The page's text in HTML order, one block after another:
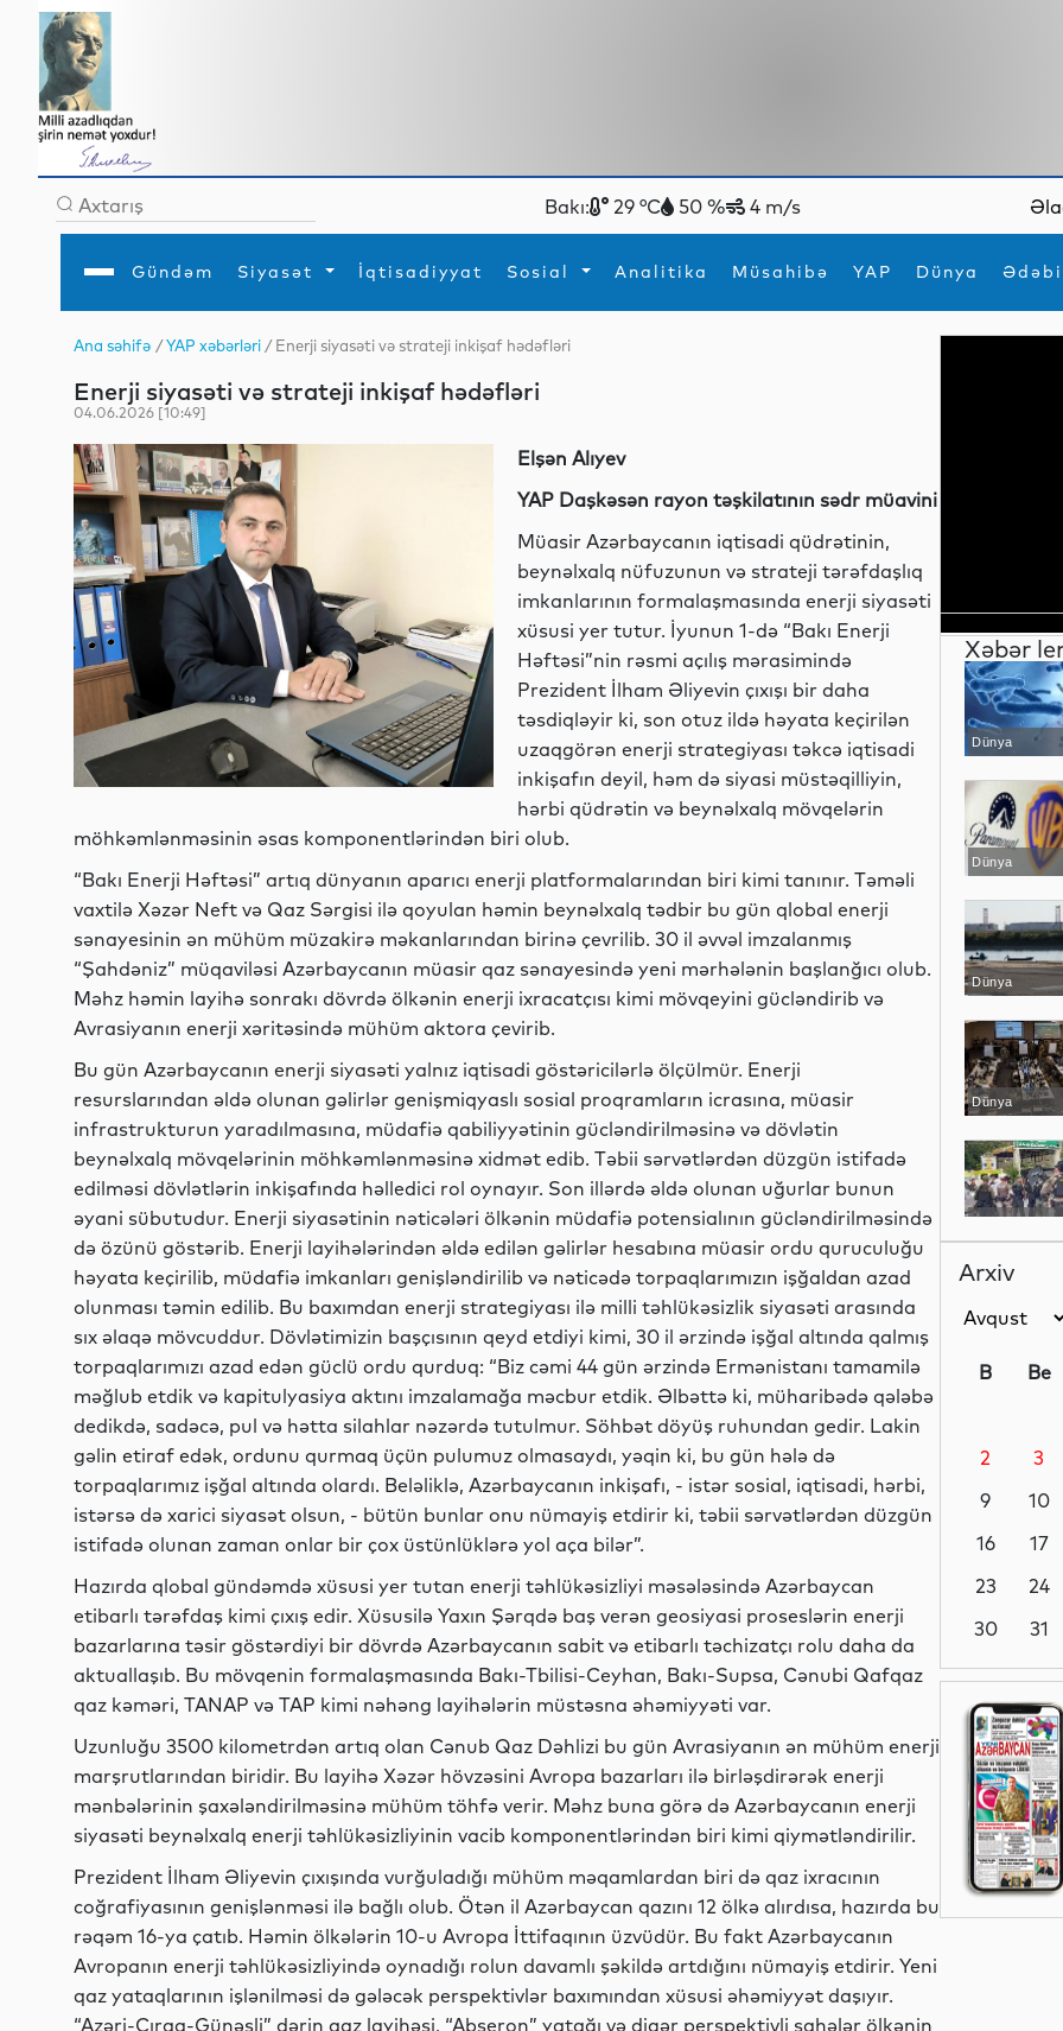
Bakı: 29 °C 50 % 4 m/s
Gündəm Siyasət İqtisadiyyat Sosial Analitika Müsahibə YAP Dünya
Gündəm
İqtisadiyyat
Analitika
Mədəniyyət
Müsahibə
MEDİA
Xarici siyasətTurizm
Hadisə
Ana səhifə /YAP xəbərləri / Enerji siyasəti və strateji inkişaf hədəfləri
Enerji siyasəti və strateji inkişaf hədəfləri
04.06.2026 [10:49]
Elşən Alıyev
​​​​​​YAP Daşkəsən rayon təşkilatının sədr müavini
Müasir Azərbaycanın iqtisadi qüdrətinin,
beynəlxalq nüfuzunun və strateji tərəfdaşlıq
imkanlarının formalaşmasında enerji siyasəti
xüsusi yer tutur. İyunun 1-də “Bakı Enerji
Həftəsi”nin rəsmi açılış mərasimində
Prezident İlham Əliyevin çıxışı bir daha
təsdiqləyir ki, son otuz ildə həyata keçirilən
uzaqgörən enerji strategiyası təkcə iqtisadi
inkişafın deyil, həm də siyasi müstəqilliyin,
hərbi qüdrətin və beynəlxalq mövqelərin
möhkəmlənməsinin əsas komponentlərindən biri olub.
“Bakı Enerji Həftəsi” artıq dünyanın aparıcı enerji platformalarından biri kimi tanınır. Təməli
vaxtilə Xəzər Neft və Qaz Sərgisi ilə qoyulan həmin beynəlxalq tədbir bu gün qlobal enerji
sənayesinin ən mühüm müzakirə məkanlarından birinə çevrilib. 30 il əvvəl imzalanmış
“Şahdəniz” müqaviləsi Azərbaycanın müasir qaz sənayesində yeni mərhələnin başlanğıcı olub.
Məhz həmin layihə sonrakı dövrdə ölkənin enerji ixracatçısı kimi mövqeyini gücləndirib və
Avrasiyanın enerji xəritəsində mühüm aktora çevirib.
Bu gün Azərbaycanın enerji siyasəti yalnız iqtisadi göstəricilərlə ölçülmür. Enerji
resurslarından əldə olunan gəlirlər genişmiqyaslı sosial proqramların icrasına, müasir
infrastrukturun yaradılmasına, müdafiə qabiliyyətinin gücləndirilməsinə və dövlətin
beynəlxalq mövqelərinin möhkəmlənməsinə xidmət edib. Təbii sərvətlərdən düzgün istifadə
edilməsi dövlətlərin inkişafında həlledici rol oynayır. Son illərdə əldə olunan uğurlar bunun
əyani sübutudur. Enerji siyasətinin nəticələri ölkənin müdafiə potensialının gücləndirilməsində
də özünü göstərib. Enerji layihələrindən əldə edilən gəlirlər hesabına müasir ordu quruculuğu
həyata keçirilib, müdafiə imkanları genişləndirilib və nəticədə torpaqlarımızın işğaldan azad
olunması təmin edilib. Bu baxımdan enerji strategiyası ilə milli təhlükəsizlik siyasəti arasında
sıx əlaqə mövcuddur. Dövlətimizin başçısının qeyd etdiyi kimi, 30 il ərzində işğal altında qalmış
torpaqlarımızı azad edən güclü ordu qurduq: “Biz cəmi 44 gün ərzində Ermənistanı tamamilə
məğlub etdik və kapitulyasiya aktını imzalamağa məcbur etdik. Əlbəttə ki, müharibədə qələbə
dedikdə, sadəcə, pul və hətta silahlar nəzərdə tutulmur. Söhbət döyüş ruhundan gedir. Lakin
gəlin etiraf edək, ordunu qurmaq üçün pulumuz olmasaydı, yəqin ki, bu gün hələ də
torpaqlarımız işğal altında olardı. Beləliklə, Azərbaycanın inkişafı, - istər sosial, iqtisadi, hərbi,
istərsə də xarici siyasət olsun, - bütün bunlar onu nümayiş etdirir ki, təbii sərvətlərdən düzgün
istifadə olunan zaman onlar bir çox üstünlüklərə yol aça bilər”.
Hazırda qlobal gündəmdə xüsusi yer tutan enerji təhlükəsizliyi məsələsində Azərbaycan
etibarlı tərəfdaş kimi çıxış edir. Xüsusilə Yaxın Şərqdə baş verən geosiyasi proseslərin enerji
bazarlarına təsir göstərdiyi bir dövrdə Azərbaycanın sabit və etibarlı təchizatçı rolu daha da
aktuallaşıb. Bu mövqenin formalaşmasında Bakı-Tbilisi-Ceyhan, Bakı-Supsa, Cənubi Qafqaz
qaz kəməri, TANAP və TAP kimi nəhəng layihələrin müstəsna əhəmiyyəti var.
Uzunluğu 3500 kilometrdən artıq olan Cənub Qaz Dəhlizi bu gün Avrasiyanın ən mühüm enerji
marşrutlarından biridir. Bu layihə Xəzər hövzəsini Avropa bazarları ilə birləşdirərək enerji
mənbələrinin şaxələndirilməsinə mühüm töhfə verir. Məhz buna görə də Azərbaycanın enerji
siyasəti beynəlxalq enerji təhlükəsizliyinin vacib komponentlərindən biri kimi qiymətləndirilir.
Prezident İlham Əliyevin çıxışında vurğuladığı mühüm məqamlardan biri də qaz ixracının
coğrafiyasının genişlənməsi ilə bağlı olub. Ötən il Azərbaycan qazını 12 ölkə alırdısa, hazırda bu
rəqəm 16-ya çatıb. Həmin ölkələrin 10-u Avropa İttifaqının üzvüdür. Bu fakt Azərbaycanın
Avropanın enerji təhlükəsizliyində oynadığı rolun davamlı şəkildə artdığını nümayiş etdirir. Yeni
qaz yataqlarının işlənilməsi də gələcək perspektivlər baxımından xüsusi əhəmiyyət daşıyır.
“Azəri-Çıraq-Günəşli” dərin qaz layihəsi, “Abşeron” yatağı və digər perspektivli sahələr ölkənin
Xəbər
Dünya
Dünya
Dünya
Dünya
Dünya
Dünya
Dünya
Dünya
İdman
Arxiv
B Be
2
3
9
10
16
17
23
24
30
31